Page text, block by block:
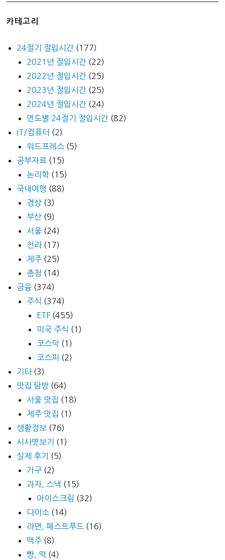
카테고리
24절기 절입시간 (177)
2021년 절입시간 (22)
2022년 절입시간 (25)
2023년 절입시간 (25)
2024년 절입시간 (24)
연도별 24절기 절입시간 (82)
IT/컴퓨터 (2)
워드프레스 (5)
공부자료 (15)
논리학 (15)
국내여행 (88)
경상 (3)
부산 (9)
서울 (24)
전라(17)
제주 (25)
충청 (14)
금융 (374)
주식 (374)
ETF (455)
미국 주식 (1)
코스닥 (1)
코스피 (2)
기타(3)
맛집 탐방 (64)
서울 맛집 (18)
제주 맛집 (1)
생활정보 (76)
시사엿보기
(1)
실제 후기
(5)
가구 (2)
과자, 스낵 (15)
아이스크림 (32)
다이소 (14)
라면, 패스트푸드 (16)
맥주 (8)
빵, 떡 (4)